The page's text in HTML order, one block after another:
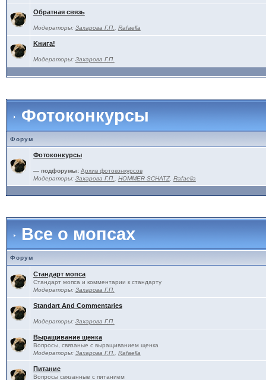
Обратная связь
Модераторы: Захарова Г.П. Rafaella
Kнига!
Модераторы: Захарова Г.П.
Фотоконкурсы
Форум
Фотоконкурсы
— подфорумы: Архив фотоконкурсов
Модераторы: Захарова Г.П. HOMMER SCHATZ, Rafaella
Все о мопсах
Форум
Стандарт мопса
Стандарт мопса и комментарии к стандарту
Модераторы: Захарова Г.П.
Standart And Commentaries
Модераторы: Захарова Г.П.
Выращивание щенка
Вопросы, связаные с выращиванием щенка
Модераторы: Захарова Г.П. Rafaella
Питание
Вопросы связанные с питанием